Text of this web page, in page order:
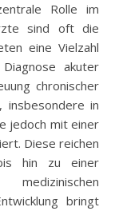
sind oft die
eine Vielzahl
akuter
chronischer
insbesondere in
jedoch mit einer
Diese reichen
hin zu einer
bringt